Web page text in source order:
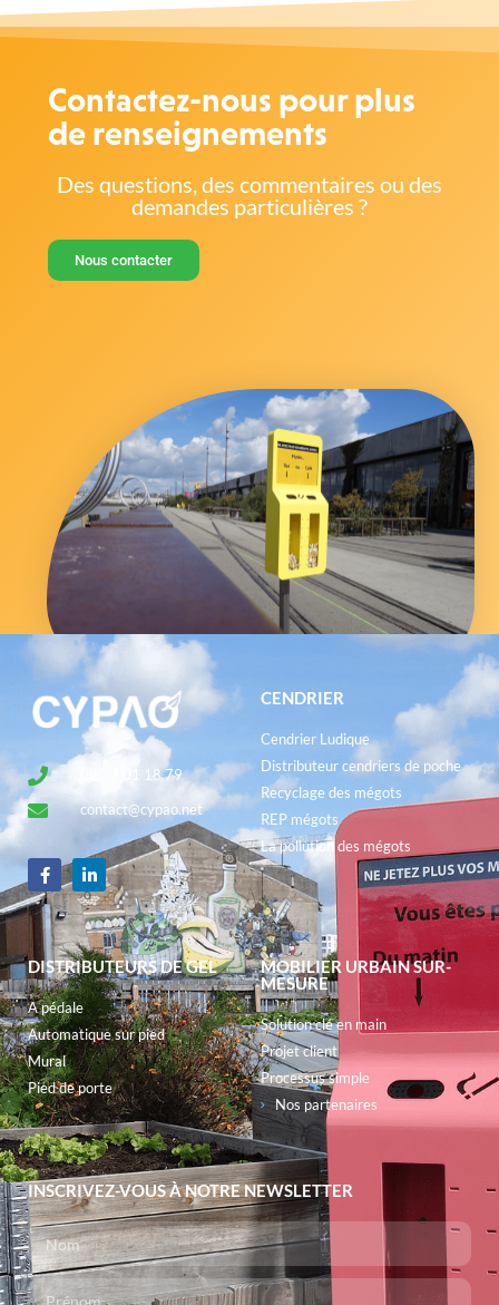
Contactez-nous pour plus
de renseignements
Des questions, des commentaires ou des
demandes particulières ?
Nous contacter
02 72 01 18 79
contact@cypao.net
CENDRIER
Cendrier Ludique
Distributeur cendriers de poche
Recyclage des mégots
REP mégots
La pollution des mégots
DISTRIBUTEURS DE GEL
A pédale
Automatique sur pied
Mural
Pied de porte
MOBILIER URBAIN SUR-
MESURE
Solution clé en main
Projet client
Processus simple
Nos partenaires
INSCRIVEZ-VOUS À NOTRE NEWSLETTER